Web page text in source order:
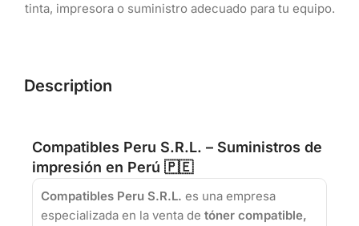
tinta, impresora o suministro adecuado para tu equipo.
Description
Compatibles Peru S.R.L. – Suministros de
impresión en Perú 🇵🇪
Compatibles Peru S.R.L. es una empresa
especializada en la venta de tóner compatible,